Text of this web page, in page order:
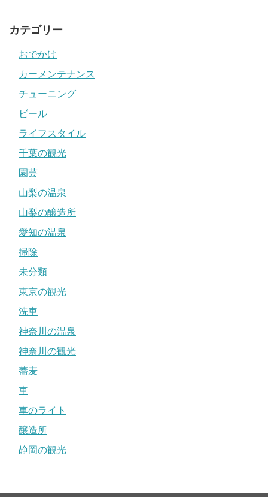
カテゴリー
おでかけ
カーメンテナンス
チューニング
ビール
ライフスタイル
千葉の観光
園芸
山梨の温泉
山梨の醸造所
愛知の温泉
掃除
未分類
東京の観光
洗車
神奈川の温泉
神奈川の観光
蕎麦
車
車のライト
醸造所
静岡の観光